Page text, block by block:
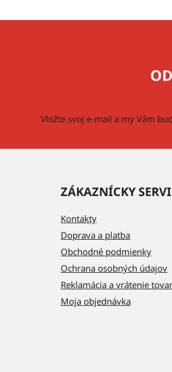
Vložte svoj e-mail a my Vám
ZÁKAZNÍCKY
Kontakty
Doprava a platba
Obchodné podmienky
Ochrana osobných údajov
Reklamácia a vrátenie
Moja objednávka